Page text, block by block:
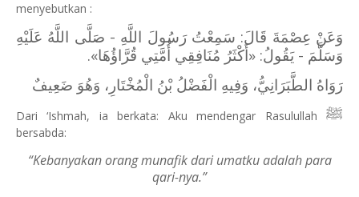
menyebutkan :
وَعَنْ عِصْمَةَ قَالَ: سَمِعْتُ رَسُولَ اللَّهِ - صَلَّى اللَّهُ عَلَيْهِ
وَسَلَّمَ - يَقُولُ: «أَكْثَرُ مُنَافِقِي أُمَّتِي قُرَّاؤُهَا».
رَوَاهُ الطَّبَرَانِيُّ، وَفِيهِ الْفَضْلُ بْنُ الْمُخْتَارِ، وَهُوَ ضَعِيفٌ
Dari ‘Ishmah, ia berkata: Aku mendengar Rasulullah ﷺ
bersabda:
“Kebanyakan orang munafik dari umatku adalah para
qari-nya.”